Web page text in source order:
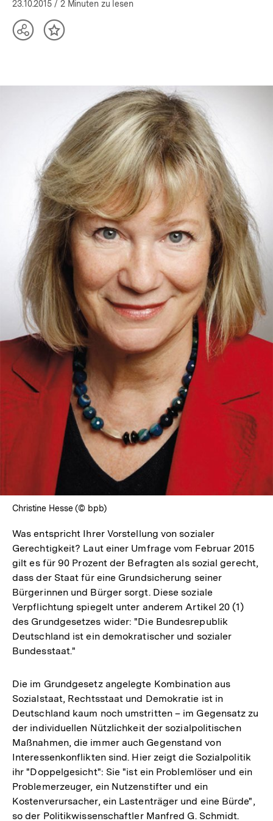
23.10.2015 / 2 Minuten zu lesen
TeilenInhalt
In
Lightbox
öffnen
Christine Hesse (© bpb)
Was entspricht Ihrer Vorstellung von sozialer
Gerechtigkeit? Laut einer Umfrage vom Februar 2015
gilt es für 90 Prozent der Befragten als sozial gerecht,
dass der Staat für eine Grundsicherung seiner
Bürgerinnen und Bürger sorgt. Diese soziale
Verpflichtung spiegelt unter anderem Artikel 20 (1)
des Grundgesetzes wider: "Die Bundesrepublik
Deutschland ist ein demokratischer und sozialer
Bundesstaat."
Die im Grundgesetz angelegte Kombination aus
Sozialstaat, Rechtsstaat und Demokratie ist in
Deutschland kaum noch umstritten – im Gegensatz zu
der individuellen Nützlichkeit der sozialpolitischen
Maßnahmen, die immer auch Gegenstand von
Interessenkonflikten sind. Hier zeigt die Sozialpolitik
ihr "Doppelgesicht": Sie "ist ein Problemlöser und ein
Problemerzeuger, ein Nutzenstifter und ein
Kostenverursacher, ein Lastenträger und eine Bürde",
so der Politikwissenschaftler Manfred G. Schmidt.